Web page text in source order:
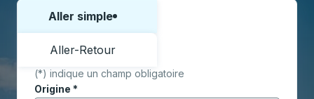
Choisissez un sens ou un aller-retour:
Aller simple
Aller-Retour
(*) indique un champ obligatoire
Origine *